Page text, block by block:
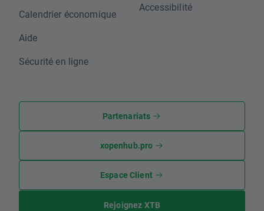
Calendrier économique
Aide
Sécurité en ligne
Accessibilité
Partenariats
xopenhub.pro
Espace Client
Rejoignez XTB